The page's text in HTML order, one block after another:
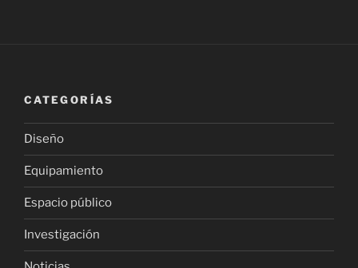
CATEGORÍAS
Diseño
Equipamiento
Espacio público
Investigación